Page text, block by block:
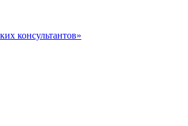
консультантов»